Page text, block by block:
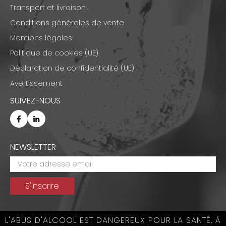
L'ABUS D'ALCOOL EST DANGEREUX POUR LA SANTÉ, À
Transport et livraison
Conditions générales de vente
Mentions légales
Politique de cookies (UE)
Déclaration de confidentialité (UE)
Avertissement
SUIVEZ-NOUS
NEWSLETTER
Tous droits réservés © Emmanuel Nasti 2026